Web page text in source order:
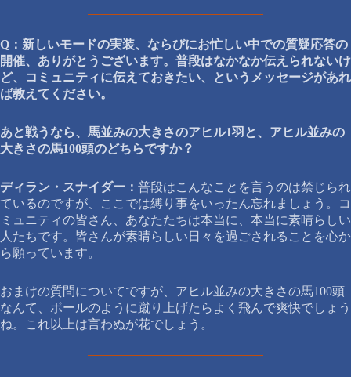
Q：新しいモードの実装、ならびにお忙しい中での質疑応答の
開催、ありがとうございます。普段はなかなか伝えられないけ
ど、コミュニティに伝えておきたい、というメッセージがあれ
ば教えてください。
あと戦うなら、馬並みの大きさのアヒル1羽と、アヒル並みの
大きさの馬100頭のどちらですか？
ディラン・スナイダー： 普段はこんなことを言うのは禁じられ
ているのですが、ここでは縛り事をいったん忘れましょう。コ
ミュニティの皆さん、あなたたちは本当に、本当に素晴らしい
人たちです。皆さんが素晴らしい日々を過ごされることを心か
ら願っています。
おまけの質問についてですが、アヒル並みの大きさの馬100頭
なんて、ボールのように蹴り上げたらよく飛んで爽快でしょう
ね。これ以上は言わぬが花でしょう。